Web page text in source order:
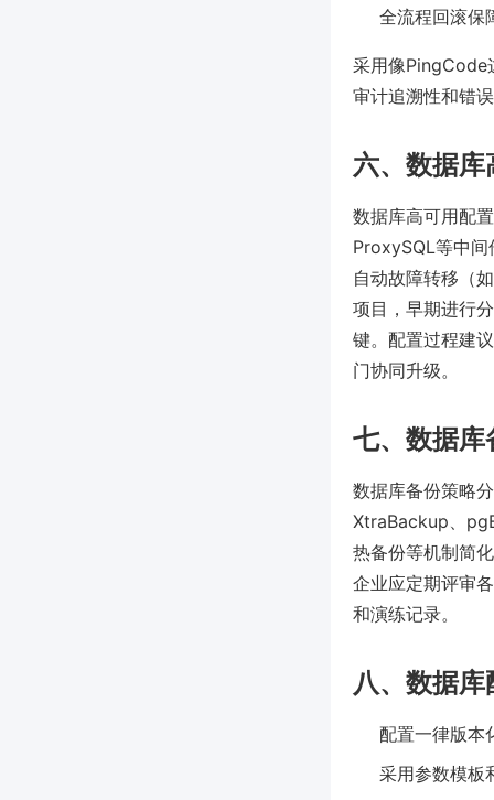
全流程回滚保
采用像PingCode
审计追溯性和错
六、数据
数据库高可用配
ProxySQL等中
自动故障转移（
项目，早期进行
键。配置过程建
门协同升级。
七、数据库
数据库备份策略
XtraBackup、
热备份等机制简
企业应定期评审
和演练记录。
八、数据
配置一律版本
采用参数模板